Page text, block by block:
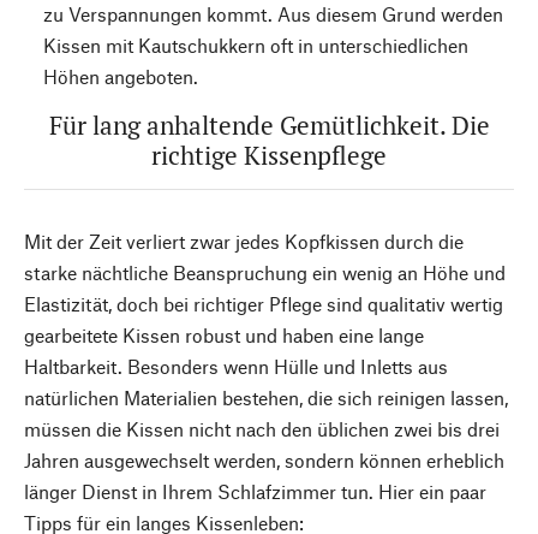
zu Verspannungen kommt. Aus diesem Grund werden
Kissen mit Kautschukkern oft in unterschiedlichen
Höhen angeboten.
Für lang anhaltende Gemütlichkeit. Die
richtige Kissenpflege
Mit der Zeit verliert zwar jedes Kopfkissen durch die
starke nächtliche Beanspruchung ein wenig an Höhe und
Elastizität, doch bei richtiger Pflege sind qualitativ wertig
gearbeitete Kissen robust und haben eine lange
Haltbarkeit. Besonders wenn Hülle und Inletts aus
natürlichen Materialien bestehen, die sich reinigen lassen,
müssen die Kissen nicht nach den üblichen zwei bis drei
Jahren ausgewechselt werden, sondern können erheblich
länger Dienst in Ihrem Schlafzimmer tun. Hier ein paar
Tipps für ein langes Kissenleben: